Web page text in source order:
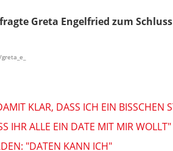
Greta Engelfried zum
KLAR, DASS ICH EIN BISSCHEN
IHR ALLE EIN DATE MIT MIR WOLLT"
"DATEN KANN ICH"